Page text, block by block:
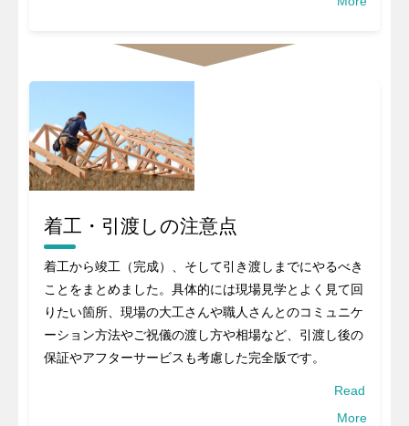
着工・引渡しの注意点
着工から竣工（完成）、そして引き渡しまでにやるべき
ことをまとめました。具体的には現場見学とよく見て回
りたい箇所、現場の大工さんや職人さんとのコミュニケ
ーション方法やご祝儀の渡し方や相場など、引渡し後の
保証やアフターサービスも考慮した完全版です。
Read
More